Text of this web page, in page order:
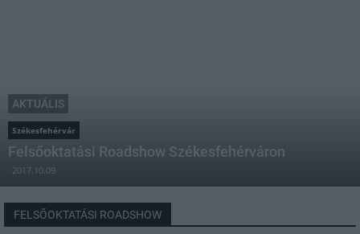
AKTUÁLIS
Székesfehérvár
Felsőoktatási Roadshow Székesfehérváron
2017.10.09
FELSŐOKTATÁSI ROADSHOW